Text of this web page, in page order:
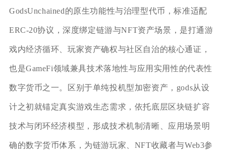
GodsUnchained的原生功能性与治理型代币，标准适配
ERC-20协议，深度绑定链游与NFT资产场景，是打通游
戏内经济循环、玩家资产确权与社区自治的核心通证，
也是GameFi领域兼具技术落地性与应用实用性的代表性
数字货币之一。区别于单纯投机型加密资产，gods从设
计之初就锚定真实游戏生态需求，依托底层区块链扩容
技术与闭环经济模型，形成技术机制清晰、应用场景明
确的数字货币体系，为链游玩家、NFT收藏者与Web3参